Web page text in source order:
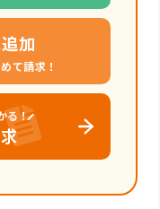
加
て請求！
る！